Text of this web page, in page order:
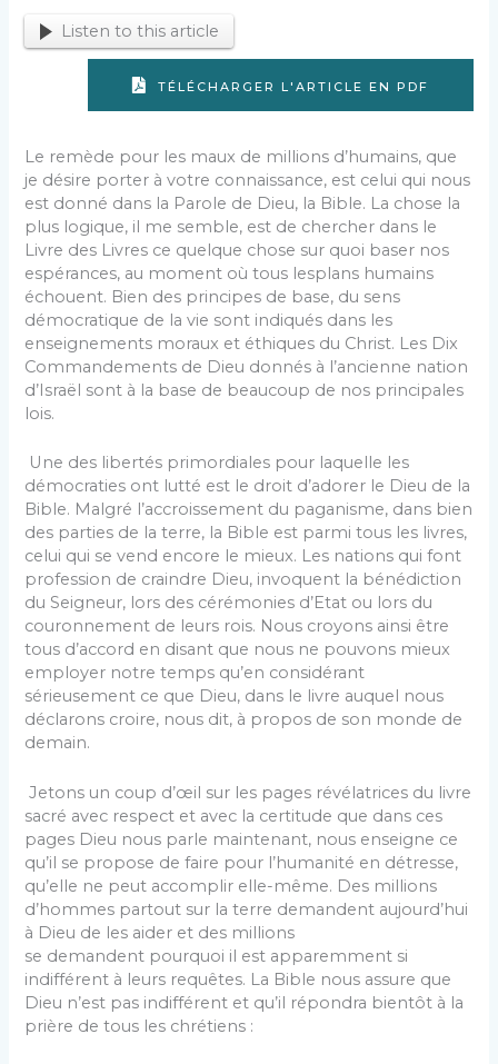
Listen to this article
TÉLÉCHARGER L'ARTICLE EN PDF
Le remède pour les maux de millions d’humains, que
je désire porter à votre connaissance, est celui qui nous
est donné dans la Parole de Dieu, la Bible. La chose la
plus logique, il me semble, est de chercher dans le
Livre des Livres ce quelque chose sur quoi baser nos
espérances, au moment où tous lesplans humains
échouent. Bien des principes de base, du sens
démocratique de la vie sont indiqués dans les
enseignements moraux et éthiques du Christ. Les Dix
Commandements de Dieu donnés à l’ancienne nation
d’Israël sont à la base de beaucoup de nos principales
lois.
Une des libertés primordiales pour laquelle les
démocraties ont lutté est le droit d’adorer le Dieu de la
Bible. Malgré l’accroissement du paganisme, dans bien
des parties de la terre, la Bible est parmi tous les livres,
celui qui se vend encore le mieux. Les nations qui font
profession de craindre Dieu, invoquent la bénédiction
du Seigneur, lors des cérémonies d’Etat ou lors du
couronnement de leurs rois. Nous croyons ainsi être
tous d’accord en disant que nous ne pouvons mieux
employer notre temps qu’en considérant
sérieusement ce que Dieu, dans le livre auquel nous
déclarons croire, nous dit, à propos de son monde de
demain.
Jetons un coup d’œil sur les pages révélatrices du livre
sacré avec respect et avec la certitude que dans ces
pages Dieu nous parle maintenant, nous enseigne ce
qu’il se propose de faire pour l’humanité en détresse,
qu’elle ne peut accomplir elle-même. Des millions
d’hommes partout sur la terre demandent aujourd’hui
à Dieu de les aider et des millions
se demandent pourquoi il est apparemment si
indifférent à leurs requêtes. La Bible nous assure que
Dieu n’est pas indifférent et qu’il répondra bientôt à la
prière de tous les chrétiens :